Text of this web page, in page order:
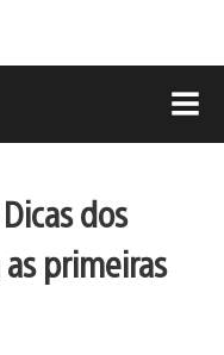
dos
primeiras